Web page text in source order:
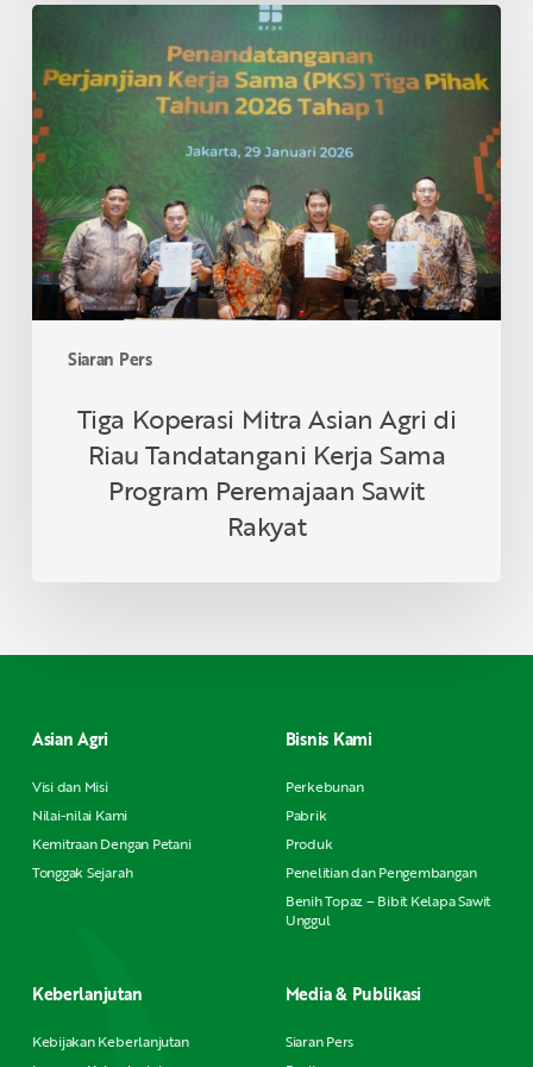
Siaran Pers
Mitra
Asian
Agri
di
Riau
Tandatangani
Kerja
Sama
Program
RakyatTiga Koperasi Mitra Asian Agri di
Riau Tandatangani Kerja Sama
Program Peremajaan Sawit
Rakyat
Asian Agri
Visi dan Misi
Nilai-nilai Kami
Kemitraan Dengan Petani
Tonggak Sejarah
Bisnis Kami
Perkebunan
Pabrik
Produk
Penelitian dan Pengembangan
Benih Topaz – Bibit Kelapa Sawit
Unggul
Keberlanjutan
Kebijakan Keberlanjutan
Media & Publikasi
Siaran Pers